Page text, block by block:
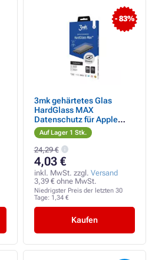
- 83%
3mk gehärtetes Glas
HardGlass MAX
Datenschutz für Apple
iPhone 13 Pro Max/14 Plus
Auf Lager 1 Stk.
24,29 €
4,03 €
inkl. MwSt. zzgl. Versand
3,39 € ohne MwSt.
Niedrigster Preis der letzten 30
Tage: 1,34 €
Kaufen